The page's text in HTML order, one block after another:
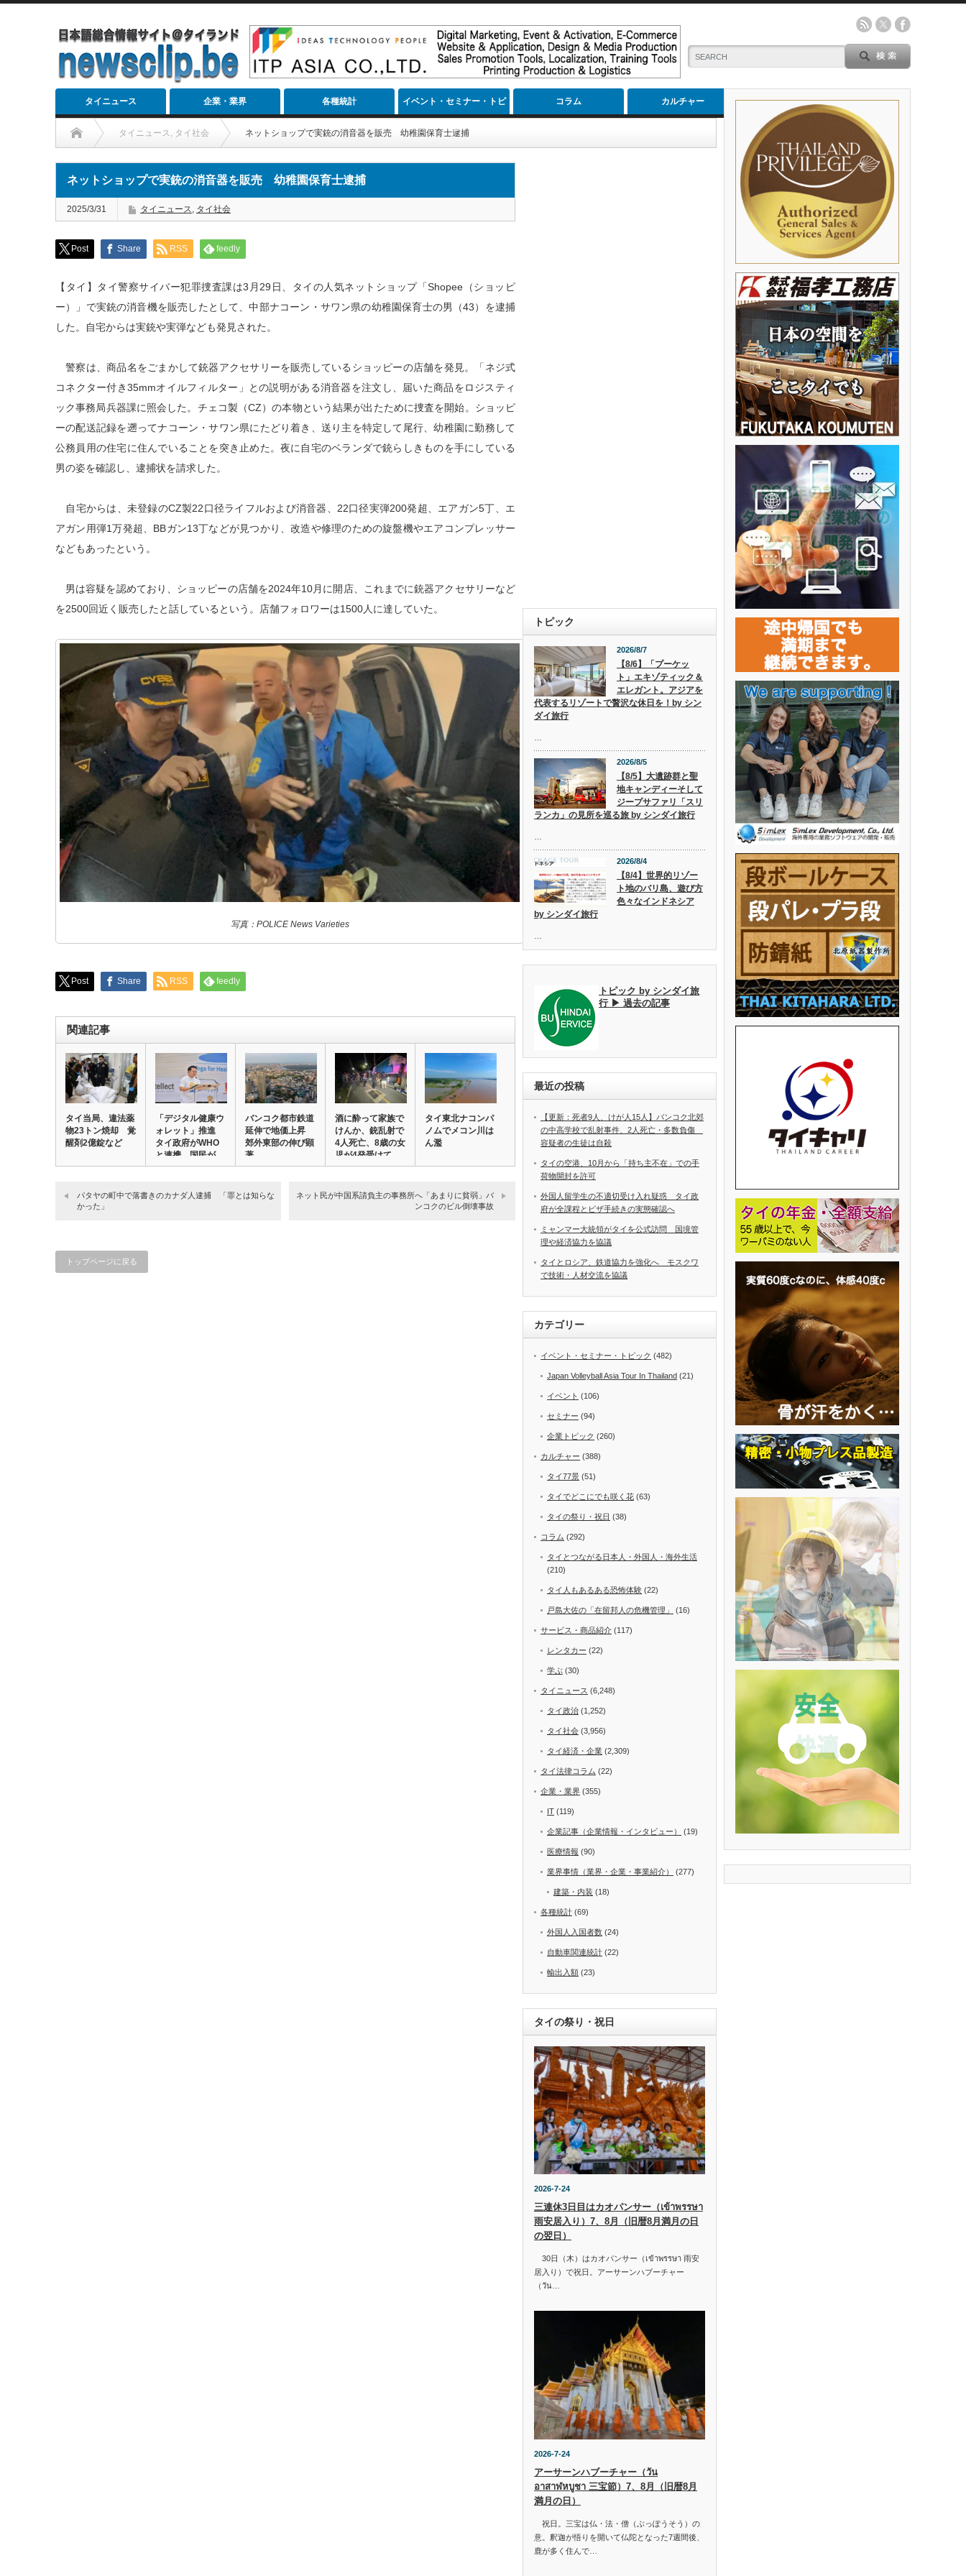
タイニュース 企業・業界 各種統計 イベント・セミナー・トピ
ック
コラム カルチャー
タイニュース, タイ社会 ネットショップで実銃の消音器を販売 幼稚園保育士逮捕
ネットショップで実銃の消音器を販売 幼稚園保育士逮捕
2025/3/31 タイニュース, タイ社会
Post Share RSS feedly
【タイ】タイ警察サイバー犯罪捜査課は3月29日、タイの人気ネットショップ「Shopee（ショッピ
ー）」で実銃の消音機を販売したとして、中部ナコーン・サワン県の幼稚園保育士の男（43）を逮捕
した。自宅からは実銃や実弾なども発見された。
警察は、商品名をごまかして銃器アクセサリーを販売しているショッピーの店舗を発見。「ネジ式
コネクター付き35mmオイルフィルター」との説明がある消音器を注文し、届いた商品をロジスティ
ック事務局兵器課に照会した。チェコ製（CZ）の本物という結果が出たために捜査を開始。ショッピ
ーの配送記録を遡ってナコーン・サワン県にたどり着き、送り主を特定して尾行、幼稚園に勤務して
公務員用の住宅に住んでいることを突き止めた。夜に自宅のベランダで銃らしきものを手にしている
男の姿を確認し、逮捕状を請求した。
自宅からは、未登録のCZ製22口径ライフルおよび消音器、22口径実弾200発超、エアガン5丁、エ
アガン用弾1万発超、BBガン13丁などが見つかり、改造や修理のための旋盤機やエアコンプレッサー
などもあったという。
男は容疑を認めており、ショッピーの店舗を2024年10月に開店、これまでに銃器アクセサリーなど
を2500回近く販売したと話しているという。店舗フォロワーは1500人に達していた。
写真：POLICE News Varieties
Post Share RSS feedly
関連記事
タイ当局、違法薬
物23トン焼却 覚
醒剤2億錠など
「デジタル健康ウ
ォレット」推進
タイ政府がWHO
と連携 国民が
自…
バンコク都市鉄道
延伸で地価上昇
郊外東部の伸び顕
著
酒に酔って家族で
けんか、銃乱射で
4人死亡、8歳の女
児が4発受けて…
タイ東北ナコンパ
ノムでメコン川は
ん濫
パタヤの町中で落書きのカナダ人逮捕 「罪とは知らな
かった」
ネット民が中国系請負主の事務所へ「あまりに貧弱」バ
ンコクのビル倒壊事故
トップページに戻る
トピック
2026/8/7
【8/6】「プーケッ
ト」エキゾティック＆
エレガント。アジアを
代表するリゾートで贅沢な休日を！by シン
ダイ旅行
2026/8/5
【8/5】大遺跡群と聖
地キャンディーそして
ジープサファリ「スリ
ランカ」の見所を巡る旅 by シンダイ旅行
2026/8/4
【8/4】世界的リゾー
ト地のバリ島、遊び方
色々なインドネシア
by シンダイ旅行
トピック by シンダイ旅
行 ▶ 過去の記事
最近の投稿
【更新：死者9人、けが人15人】バンコク北郊
の中高学校で乱射事件、2人死亡・多数負傷
容疑者の生徒は自殺
タイの空港、10月から「持ち主不在」での手
荷物開封を許可
外国人留学生の不適切受け入れ疑惑 タイ政
府が全課程とビザ手続きの実態確認へ
ミャンマー大統領がタイを公式訪問 国境管
理や経済協力を協議
タイとロシア、鉄道協力を強化へ モスクワ
で技術・人材交流を協議
カテゴリー
イベント・セミナー・トピック (482)
Japan Volleyball Asia Tour In Thailand (21)
イベント (106)
セミナー (94)
企業トピック (260)
カルチャー (388)
タイ77景 (51)
タイでどこにでも咲く花 (63)
タイの祭り・祝日 (38)
コラム (292)
タイとつながる日本人・外国人・海外生活
(210)
タイ人もあるある恐怖体験 (22)
戸島大佐の「在留邦人の危機管理」 (16)
サービス・商品紹介 (117)
レンタカー (22)
学ぶ (30)
タイニュース (6,248)
タイ政治 (1,252)
タイ社会 (3,956)
タイ経済・企業 (2,309)
タイ法律コラム (22)
企業・業界 (355)
IT (119)
企業記事（企業情報・インタビュー） (19)
医療情報 (90)
業界事情（業界・企業・事業紹介） (277)
建築・内装 (18)
各種統計 (69)
外国人入国者数 (24)
自動車関連統計 (22)
輸出入額 (23)
タイの祭り・祝日
2026-7-24
三連休3日目はカオパンサー（เข้าพรรษา
雨安居入り）7、8月（旧暦8月満月の日
の翌日）
30日（木）はカオパンサー（เข้าพรรษา 雨安
居入り）で祝日。アーサーンハブーチャー
（วัน…
2026-7-24
アーサーンハブーチャー（วัน
อาสาฬหบูชา 三宝節）7、8月（旧暦8月
満月の日）
祝日。三宝は仏・法・僧（ぶっぽうそう）の
意。釈迦が悟りを開いて仏陀となった7週間後、
鹿が多く住んで…